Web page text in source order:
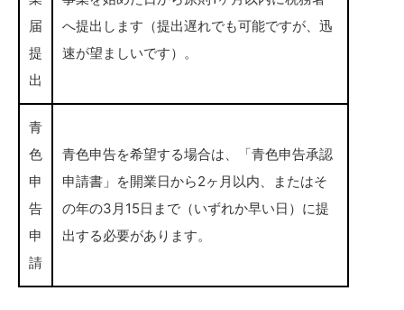
届
提
出
へ提出します（提出遅れでも可能ですが、迅
速が望ましいです）。
青
色
申
告
申
請
青色申告を希望する場合は、「青色申告承認
申請書」を開業日から2ヶ月以内、またはそ
の年の3月15日まで（いずれか早い日）に提
出する必要があります。